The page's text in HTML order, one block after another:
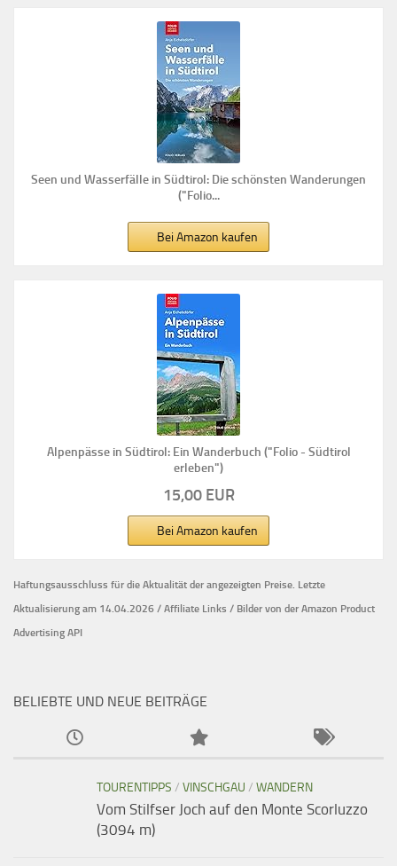
Seen und Wasserfälle in Südtirol: Die schönsten Wanderungen
("Folio...
Bei Amazon kaufen
Alpenpässe in Südtirol: Ein Wanderbuch ("Folio - Südtirol
erleben")
15,00 EUR
Bei Amazon kaufen
Haftungsausschluss für die Aktualität der angezeigten Preise. Letzte
Aktualisierung am 14.04.2026 / Affiliate Links / Bilder von der Amazon Product
Advertising API
BELIEBTE UND NEUE BEITRÄGE
TOURENTIPPS / VINSCHGAU / WANDERN
Vom Stilfser Joch auf den Monte Scorluzzo
(3094 m)